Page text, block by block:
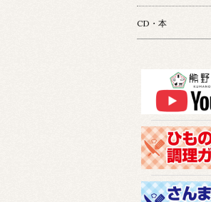
CD・本